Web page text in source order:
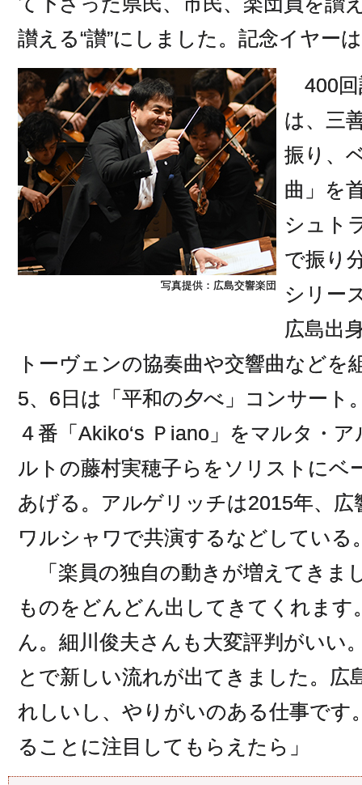
讃える“讃”にしました。記念イヤー
写真提供：広島交響楽団
400回
は、三
振り、
曲」を
シュト
で振り
シリー
広島出
トーヴェンの協奏曲や交響曲などを
5、6日は「平和の夕べ」コンサート
４番「Akiko‘s Ｐiano」をマルタ・
ルトの藤村実穂子らをソリストにベ
あげる。アルゲリッチは2015年、広
ワルシャワで共演するなどしている
「楽員の独自の動きが増えてきま
ものをどんどん出してきてくれます
ん。細川俊夫さんも大変評判がいい
とで新しい流れが出てきました。広
れしいし、やりがいのある仕事で
ることに注目してもらえたら」